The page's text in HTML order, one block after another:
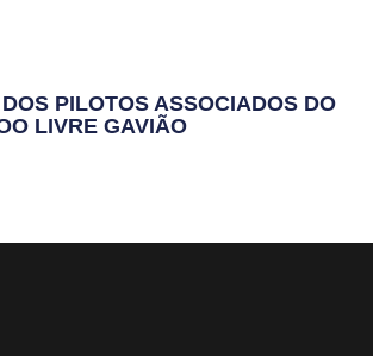
PILOTOS ASSOCIADOS DO
LIVRE GAVIÃO